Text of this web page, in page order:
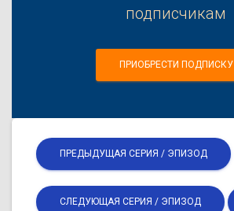
подписчикам
ПРИОБРЕСТИ ПОДПИСКУ
ПРЕДЫДУЩАЯ СЕРИЯ / ЭПИЗОД
СЛЕДУЮЩАЯ СЕРИЯ / ЭПИЗОД